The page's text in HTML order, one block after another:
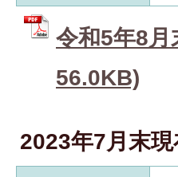
令和5年8
56.0KB)
2023年7月末現